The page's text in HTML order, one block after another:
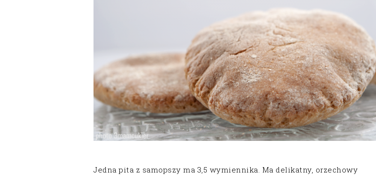
Jedna pita z samopszy ma 3,5 wymiennika. Ma delikatny, orzechowy